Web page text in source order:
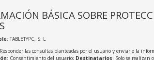
BÁSICA SOBRE
: TABLETYPC, S. L
las consultas planteadas por el usuario y enviarle la
: Consentimiento del usuario; Destinatarios: Solo se realizan